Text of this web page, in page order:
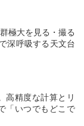
極大を見る・撮る
深呼吸する天文台
高精度な計算とリ
「いつでもどこで